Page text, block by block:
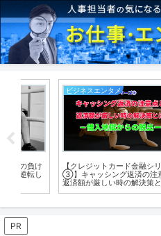
就職の悩み
転職にも使える！職業の人気ラン
キングの正しい使い方とは
PR